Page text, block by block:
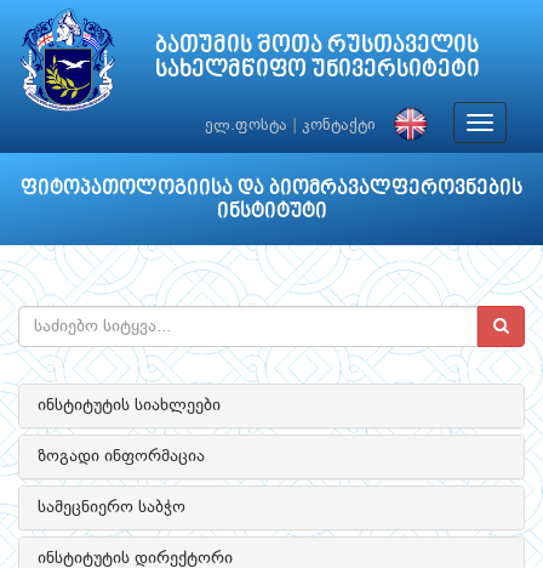
ბათუმის შოთა რუსთაველის
სახელმწიფო უნივერსიტეტი
ელ.ფოსტა კონტაქტი
Toggle
ფიტოპათოლოგიისა და ბიომრავალფეროვნების
ინსტიტუტი
ინსტიტუტის სიახლეები
ზოგადი ინფორმაცია
სამეცნიერო საბჭო
ინსტიტუტის დირექტორი